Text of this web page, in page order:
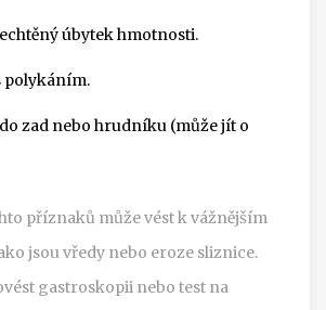
úbytek hmotnosti.
polykáním.
zad nebo hrudníku (může jít o
příznaků může vést k vážnějším
jsou vředy nebo eroze sliznice.
gastroskopii nebo test na